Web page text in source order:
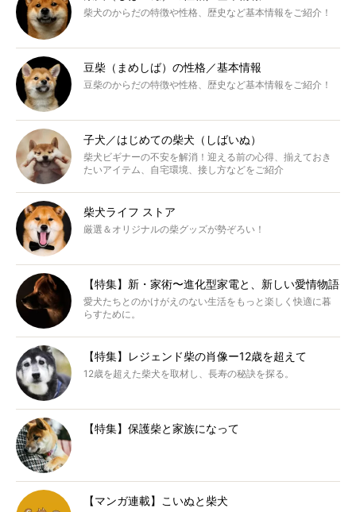
柴犬のからだの特徴や性格、歴史など基本情報をご紹介！
豆柴（まめしば）の性格／基本情報
豆柴のからだの特徴や性格、歴史など基本情報をご紹介！
子犬／はじめての柴犬（しばいぬ）
柴犬ビギナーの不安を解消！迎える前の心得、揃えておき
たいアイテム、自宅環境、接し方などをご紹介
柴犬ライフ ストア
厳選＆オリジナルの柴グッズが勢ぞろい！
【特集】新・家術〜進化型家電と、新しい愛情物語
愛犬たちとのかけがえのない生活をもっと楽しく快適に暮
らすために。
【特集】レジェンド柴の肖像ー12歳を超えて
12歳を超えた柴犬を取材し、長寿の秘訣を探る。
【特集】保護柴と家族になって
【マンガ連載】こいぬと柴犬